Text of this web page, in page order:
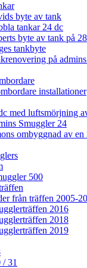
byte av tank
tankar 24 dc
byte av tank på
tankbyte
på
installationer
med luftsmörjning
Smuggler 24
ombyggnad av
500
från träffen 2005-
2016
2018
2019
/ 31